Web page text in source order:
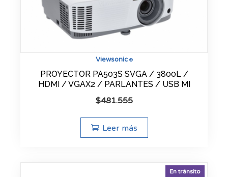
Viewsonic®
PROYECTOR PA503S SVGA / 3800L /
HDMI / VGAX2 / PARLANTES / USB MI
$481.555
Leer más
En tránsito